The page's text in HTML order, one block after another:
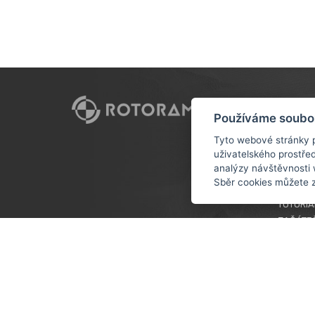
ÚDAJŮ
Používáme
Tyto webové stránky
uživatelského
analýzy návštěvnosti
Sběr cookies můžete